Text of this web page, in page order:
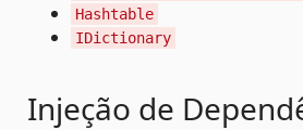
Hashtable
IDictionary
Injeção de